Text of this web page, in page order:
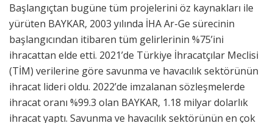
Başlangıçtan bugüne tüm projelerini öz kaynakları ile
yürüten BAYKAR, 2003 yılında İHA Ar-Ge sürecinin
başlangıcından itibaren tüm gelirlerinin %75’ini
ihracattan elde etti. 2021’de Türkiye İhracatçılar Meclisi
(TİM) verilerine göre savunma ve havacılık sektörünün
ihracat lideri oldu. 2022’de imzalanan sözleşmelerde
ihracat oranı %99.3 olan BAYKAR, 1.18 milyar dolarlık
ihracat yaptı. Savunma ve havacılık sektörünün en çok